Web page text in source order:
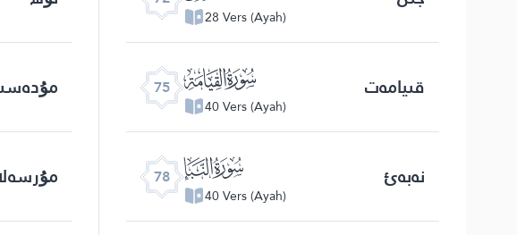
28 Vers (Ayah)
75 ﯸ
40 Vers (Ayah)
قىيامەت
78 ﯻ
40 Vers (Ayah)
نەبەئ